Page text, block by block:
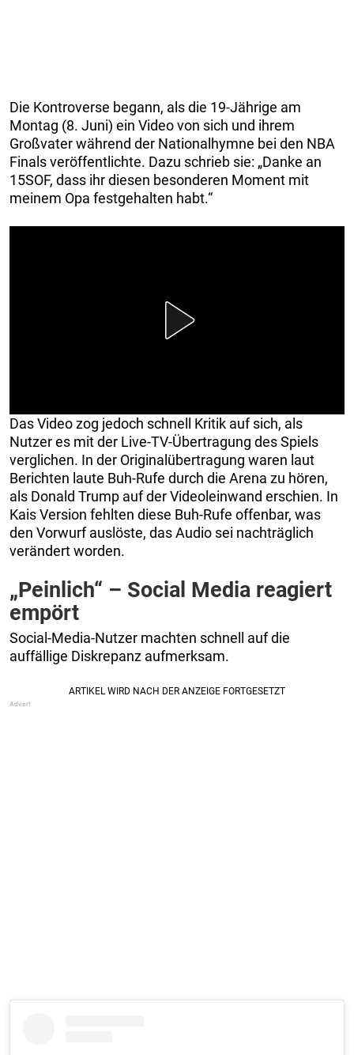
Die Kontroverse begann, als die 19-Jährige am
Montag (8. Juni) ein Video von sich und ihrem
Großvater während der Nationalhymne bei den NBA
Finals veröffentlichte. Dazu schrieb sie: „Danke an
15SOF, dass ihr diesen besonderen Moment mit
meinem Opa festgehalten habt.“
Das Video zog jedoch schnell Kritik auf sich, als
Nutzer es mit der Live-TV-Übertragung des Spiels
verglichen. In der Originalübertragung waren laut
Berichten laute Buh-Rufe durch die Arena zu hören,
als Donald Trump auf der Videoleinwand erschien. In
Kais Version fehlten diese Buh-Rufe offenbar, was
den Vorwurf auslöste, das Audio sei nachträglich
verändert worden.
„Peinlich“ – Social Media reagiert
empört
Social-Media-Nutzer machten schnell auf die
auffällige Diskrepanz aufmerksam.